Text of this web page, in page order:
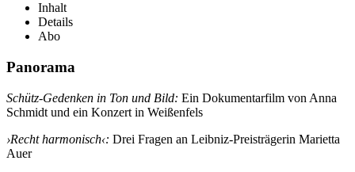
Inhalt
Details
Abo
Panorama
Schütz-Gedenken in Ton und Bild: Ein Dokumentarfilm von Anna
Schmidt und ein Konzert in Weißenfels
›Recht harmonisch‹: Drei Fragen an Leibniz-Preisträgerin Marietta
Auer